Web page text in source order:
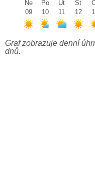
Ne
09
Po
10
Út
11
St
12
Graf zobrazuje denní
dnů.